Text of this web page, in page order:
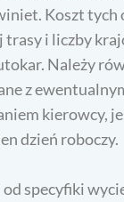
Koszt tych
trasy i liczby
Należy
z
kierowcy,
dzień roboczy.
specyfiki